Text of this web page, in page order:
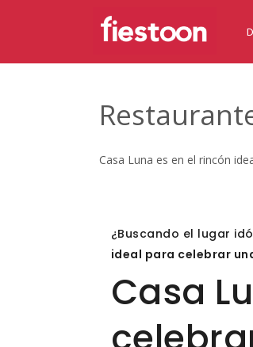
Casa Luna es en el rincón
¿Buscando el lugar
ideal para celebrar
Casa